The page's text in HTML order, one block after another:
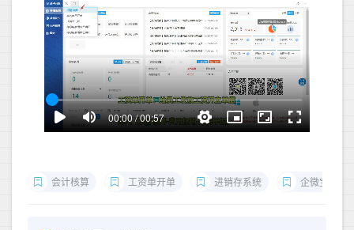
会计核算 工资单开单 进销存系统 企微宝ERP